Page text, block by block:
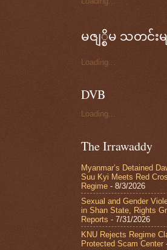
မဇျ္စိမ သတင်းမ
Loading...
DVB
Loading...
The Irrawaddy
Myanmar’s Detained
Suu Kyi Meets Red
Regime - 8/3/2026
Sexual and Gender
in Shan State, Rights
Reports - 7/31/2026
KNU Rejects Regime
Protected Scam Center